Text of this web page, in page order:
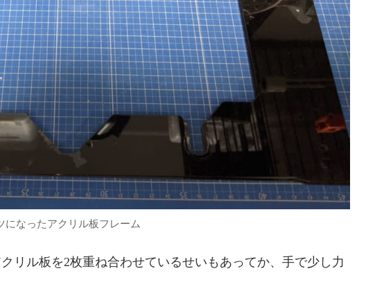
になったアクリル板フレーム
リル板を2枚重ね合わせているせいもあってか、手で少し力